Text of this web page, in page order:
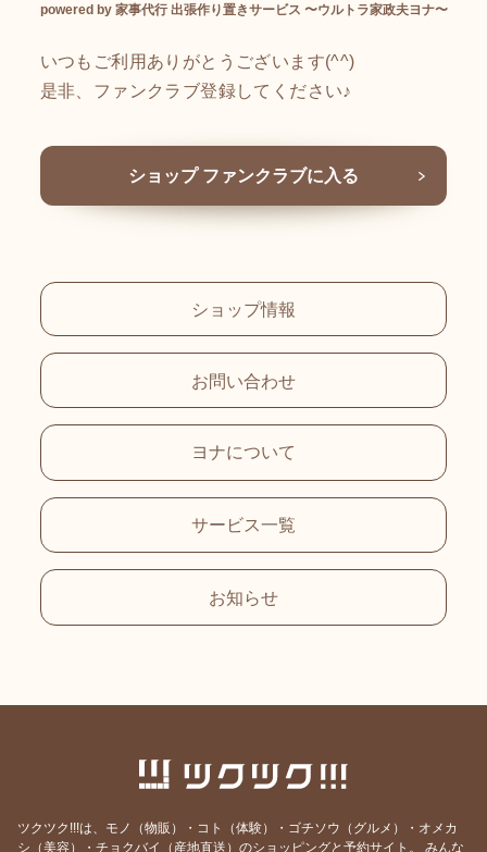
powered by 家事代行 出張作り置きサービス 〜ウルトラ家政夫ヨナ〜
いつもご利用ありがとうございます(^^)
是非、ファンクラブ登録してください♪
ショップ ファンクラブに入る
ショップ情報
お問い合わせ
ヨナについて
サービス一覧
お知らせ
ツクツク!!!は、モノ（物販）・コト（体験）・ゴチソウ（グルメ）・オメカ
シ（美容）・チョクバイ（産地直送）のショッピングと予約サイト。
みんな